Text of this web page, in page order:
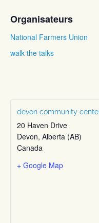
Organisateurs
National Farmers Union
walk the talks
devon community
20 Haven Drive
Devon, Alberta (AB)
Canada
+ Google Map